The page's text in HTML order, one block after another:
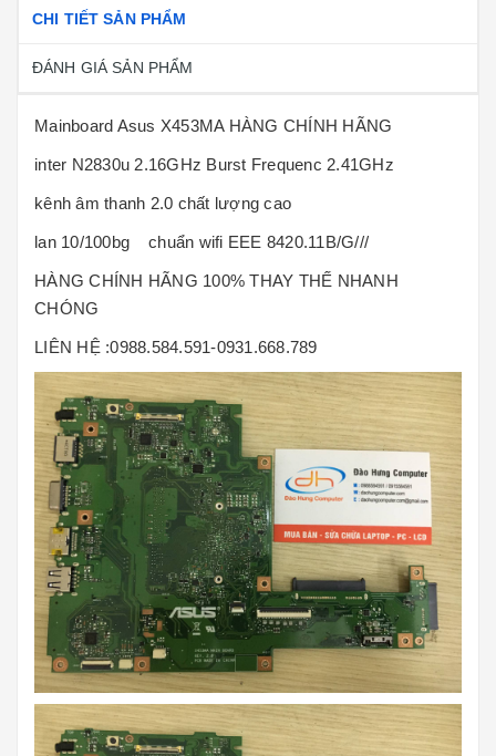
CHI TIẾT SẢN PHẨM
ĐÁNH GIÁ SẢN PHẨM
Mainboard Asus X453MA HÀNG CHÍNH HÃNG
inter N2830u 2.16GHz Burst Frequenc 2.41GHz
kênh âm thanh 2.0 chất lượng cao
lan 10/100bg chuẩn wifi EEE 8420.11B/G///
HÀNG CHÍNH HÃNG 100% THAY THẾ NHANH
CHÓNG
LIÊN HỆ :0988.584.591-0931.668.789